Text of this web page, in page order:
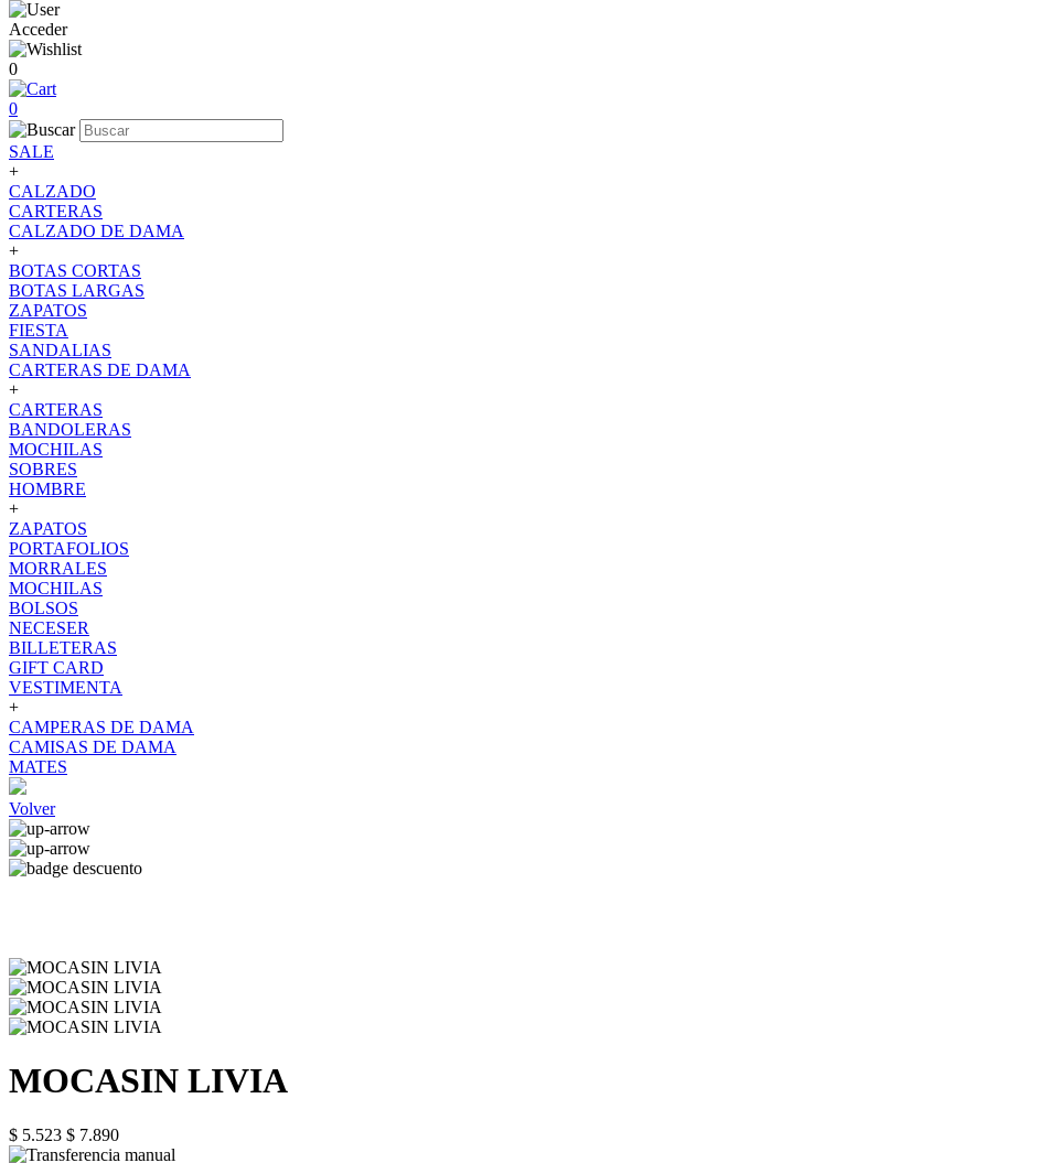
Acceder
0
0
SALE
+
CALZADO
CARTERAS
CALZADO DE DAMA
+
BOTAS CORTAS
BOTAS LARGAS
ZAPATOS
FIESTA
SANDALIAS
CARTERAS DE DAMA
+
CARTERAS
BANDOLERAS
MOCHILAS
SOBRES
HOMBRE
+
ZAPATOS
PORTAFOLIOS
MORRALES
MOCHILAS
BOLSOS
NECESER
BILLETERAS
GIFT CARD
VESTIMENTA
+
CAMPERAS DE DAMA
CAMISAS DE DAMA
MATES
Volver
MOCASIN LIVIA
$ 5.523 $ 7.890